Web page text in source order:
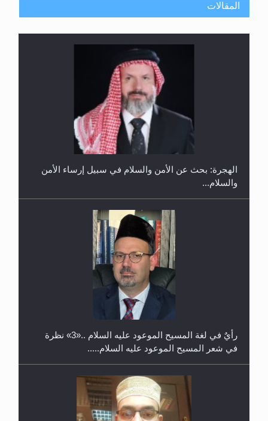
إتمام حفظ القرآن الكريم لثلاثة طلاب من مدرسة الحفظ
حفل توزيع الشهادات في الجامعة الأحمدية بنيجيريا لعام
المقالات
الهجرة: بحث عن الأمن والسلام في سبيل إرساء الأمن
والسلام...
رأيٌ في لغة المسيح الموعود عليه السلام ..«3» نظرة
في شعر المسيح الموعود عليه السلام.....